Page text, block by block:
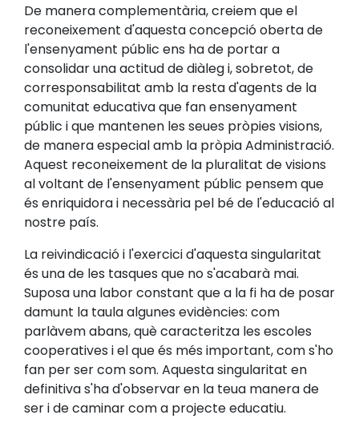
De manera complementària, creiem que el
reconeixement d'aquesta concepció oberta de
l'ensenyament públic ens ha de portar a
consolidar una actitud de diàleg i, sobretot, de
corresponsabilitat amb la resta d'agents de la
comunitat educativa que fan ensenyament
públic i que mantenen les seues pròpies visions,
de manera especial amb la pròpia Administració.
Aquest reconeixement de la pluralitat de visions
al voltant de l'ensenyament públic pensem que
és enriquidora i necessària pel bé de l'educació al
nostre país.
La reivindicació i l'exercici d'aquesta singularitat
és una de les tasques que no s'acabarà mai.
Suposa una labor constant que a la fi ha de posar
damunt la taula algunes evidències: com
parlàvem abans, què caracteritza les escoles
cooperatives i el que és més important, com s'ho
fan per ser com som. Aquesta singularitat en
definitiva s'ha d'observar en la teua manera de
ser i de caminar com a projecte educatiu.